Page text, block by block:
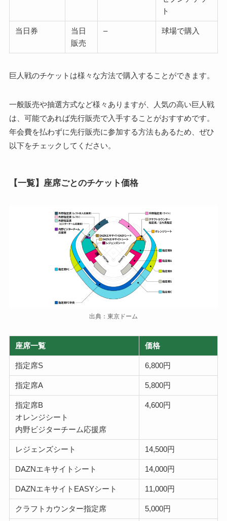
ト
当日券
当日
販売
– 球場で購入
巨人戦のチケットは様々な方法で購入することができます。
一般販売や抽選方式など様々ありますが、人気の高い巨人戦
は、可能であれば先行販売で入手することがおすすめです。
年会費を払わずに先行販売に参加する方法もあるため、ぜひ
以下をチェックしてください。
【一覧】座席ごとのチケット価格
出典：東京ドーム
座席一覧 価格
指定席S 6,800円
指定席A 5,800円
指定席B
オレンジシート
内野ビジターチーム応援席
4,600円
レジェンズシート 14,500円
DAZNエキサイトシート 14,000円
DAZNエキサイトEASYシート 11,000円
クラフトカウンター指定席 5,000円